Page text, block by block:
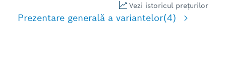
Vezi istoricul prețurilor
Prezentare generală a variantelor(4)